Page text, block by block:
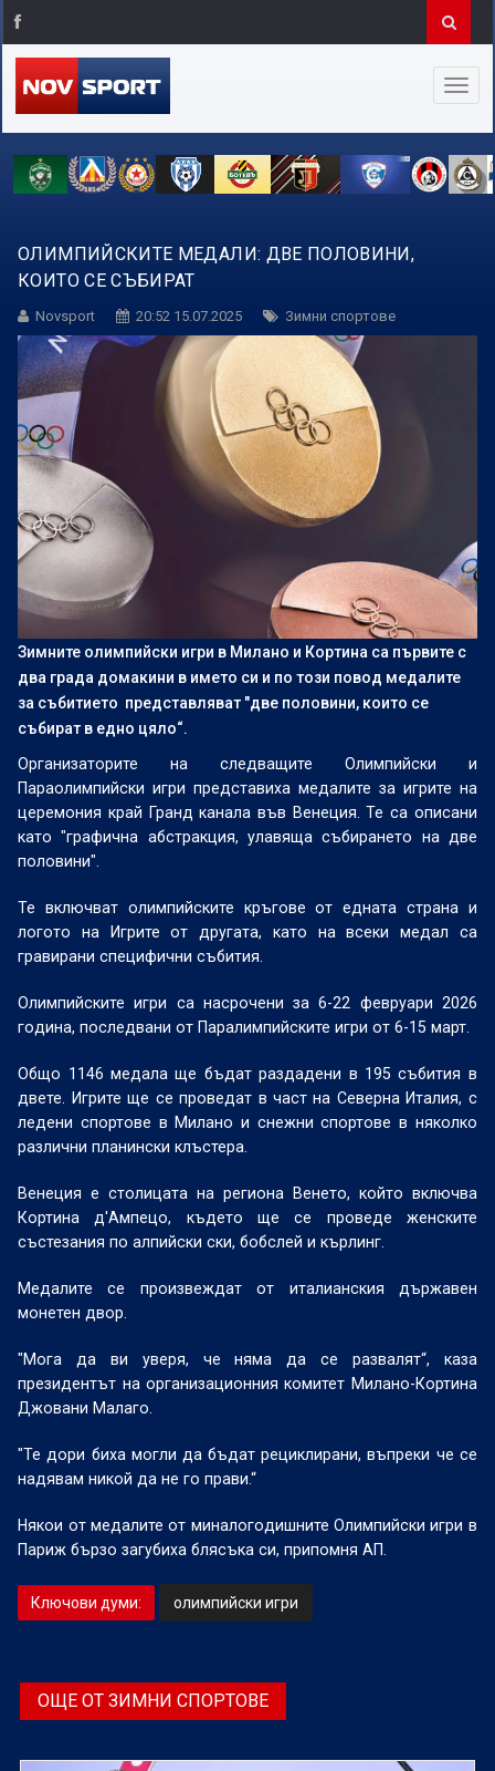
ОЛИМПИЙСКИТЕ МЕДАЛИ: ДВЕ ПОЛОВИНИ,
КОИТО СЕ СЪБИРАТ
Novsport 20:52 15.07.2025 Зимни спортове
Зимните олимпийски игри в Милано и Кортина са първите с
два града домакини в името си и по този повод медалите
за събитието представляват "две половини, които се
събират в едно цяло“.
Организаторите на следващите Олимпийски и
Параолимпийски игри представиха медалите за игрите на
церемония край Гранд канала във Венеция. Те са описани
като "графична абстракция, улавяща събирането на две
половини".
Те включват олимпийските кръгове от едната страна и
логото на Игрите от другата, като на всеки медал са
гравирани специфични събития.
Олимпийските игри са насрочени за 6-22 февруари 2026
година, последвани от Паралимпийските игри от 6-15 март.
Общо 1146 медала ще бъдат раздадени в 195 събития в
двете. Игрите ще се проведат в част на Северна Италия, с
ледени спортове в Милано и снежни спортове в няколко
различни планински клъстера.
Венеция е столицата на региона Венето, който включва
Кортина д'Ампецо, където ще се проведе женските
състезания по алпийски ски, бобслей и кърлинг.
Медалите се произвеждат от италианския държавен
монетен двор.
"Мога да ви уверя, че няма да се развалят“, каза
президентът на организационния комитет Милано-Кортина
Джовани Малаго.
"Те дори биха могли да бъдат рециклирани, въпреки че се
надявам никой да не го прави.“
Някои от медалите от миналогодишните Олимпийски игри в
Париж бързо загубиха блясъка си, припомня АП.
Ключови думи: олимпийски игри
ОЩЕ ОТ ЗИМНИ СПОРТОВЕ